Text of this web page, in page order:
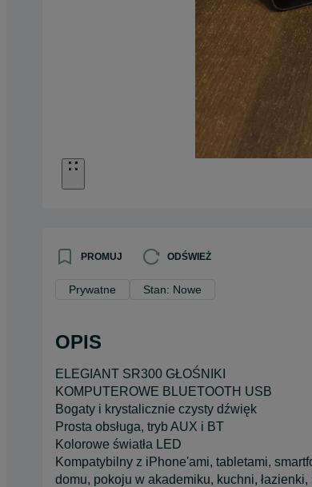
PROMUJ ODŚWIEŻ
Prywatne Stan: Nowe
OPIS
ELEGIANT SR300 GŁOŚNIKI
KOMPUTEROWE BLUETOOTH USB
Bogaty i krystalicznie czysty dźwięk
Prosta obsługa, tryb AUX i BT
Kolorowe światła LED
Kompatybilny z iPhone'ami, tabletami,
domu, pokoju w akademiku, kuchni,